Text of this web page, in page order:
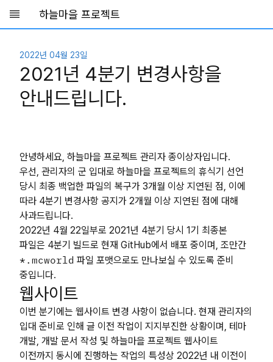
Skip to main content
하늘마을 프로젝트
2022년 04월 23일
2021년 4분기 변경사항을
안내드립니다.
안녕하세요, 하늘마을 프로젝트 관리자 종이상자입니다.
우선, 관리자의 군 입대로 하늘마을 프로젝트의 휴식기 선언
당시 최종 백업한 파일의 복구가 3개월 이상 지연된 점, 이에
따라 4분기 변경사항 공지가 2개월 이상 지연된 점에 대해
사과드립니다.
2022년 4월 22일부로 2021년 4분기 당시 1기 최종본
파일은 4분기 빌드로 현재 GitHub에서 배포 중이며, 조만간
*.mcworld 파일 포맷으로도 만나보실 수 있도록 준비
중입니다.
웹사이트
이번 분기에는 웹사이트 변경 사항이 없습니다. 현재 관리자의
입대 준비로 인해 글 이전 작업이 지지부진한 상황이며, 테마
개발, 개발 문서 작성 및 하늘마을 프로젝트 웹사이트
이전까지 동시에 진행하는 작업의 특성상 2022년 내 이전이